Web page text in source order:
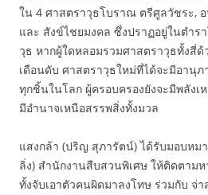
ใน 4 ศาสตราวุธโบราณ ตรีศูลวัชระ,
และ สังข์ไชยมงคล ซึ่งปราฏอยู่ในตำร
วุธ หากผู้ใดหลอมรวมศาสตราวุธทั้งสี่
เดือนดับ ศาสตราวุธใหม่ที่ได้จะมีอานุภ
ทุกชิ้นในโลก ผู้ครอบครองยังจะมีพลังเ
มีอำนาจเหนือสรรพสิ่งทั้งมวล
แสงกล้า (ปริญ สุภารัตน์) ได้รับมอบหม
ลิ่ง) สำนักงานสืบสวนพิเศษ ให้ติดตาม
ทั้งจับเอาตัวคนผิดมาลงโทษ ร่วมกับ จ่